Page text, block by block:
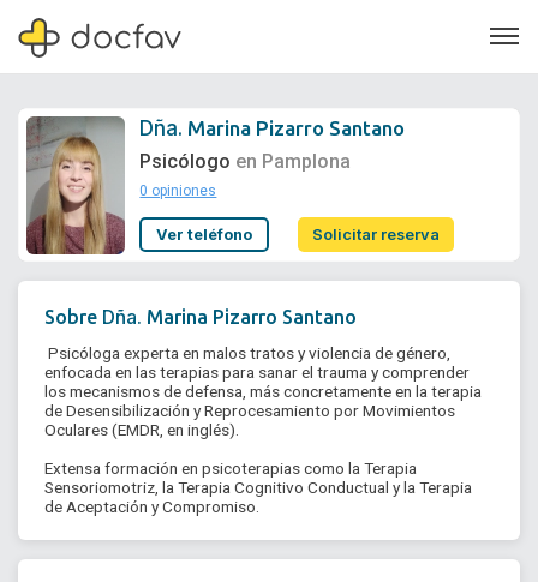
Soporte
¿Eres un doctor?
Dña. Marina Pizarro Santano
Psicólogo en Pamplona
0 opiniones
Ver teléfono Solicitar reserva
Sobre Dña. Marina Pizarro Santano
Psicóloga experta en malos tratos y violencia de género,
enfocada en las terapias para sanar el trauma y comprender
los mecanismos de defensa, más concretamente en la terapia
de Desensibilización y Reprocesamiento por Movimientos
Oculares (EMDR, en inglés).
Extensa formación en psicoterapias como la Terapia
Sensoriomotriz, la Terapia Cognitivo Conductual y la Terapia
de Aceptación y Compromiso.